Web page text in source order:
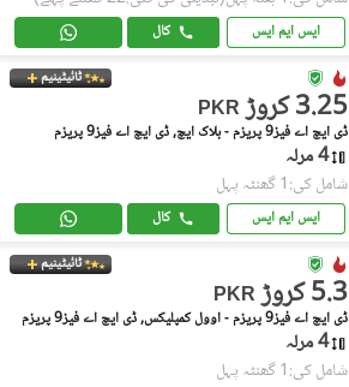
ایس ایم ایس کال
ٹائیٹینیم
PKR 3.25 کروڑ
ڈی ایچ اے فیز9 پریزم - بلاک ایچ, ڈی ایچ اے فیز9 پریزم
4 مرلہ
شامل کی:1 گھنٹہ پہل
ایس ایم ایس کال
ٹائیٹینیم
PKR 5.3 کروڑ
ڈی ایچ اے فیز9 پریزم - اوول کمپلیکس, ڈی ایچ اے فیز9 پریزم
4 مرلہ
شامل کی:1 گھنٹہ پہل